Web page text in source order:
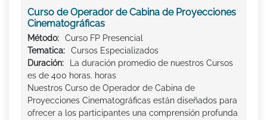
Curso de Operador de Cabina de Proyecciones
Cinematográficas
Método:
Curso FP Presencial
Tematica:
Cursos Especializados
Duración:
La duración promedio de nuestros Cursos
es de 400 horas. horas
Nuestros Curso de Operador de Cabina de
Proyecciones Cinematográficas están diseñados para
ofrecer a los participantes una comprensión profunda